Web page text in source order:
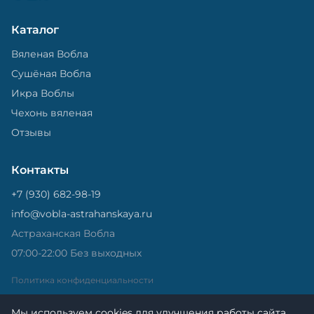
Каталог
Вяленая Вобла
Сушёная Вобла
Икра Воблы
Чехонь вяленая
Отзывы
Контакты
+7 (930) 682-98-19
info@vobla-astrahanskaya.ru
Астраханская Вобла
07:00-22:00 Без выходных
Политика конфиденциальности